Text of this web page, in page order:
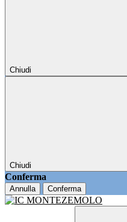
Chiudi
Chiudi
Conferma
Annulla Conferma